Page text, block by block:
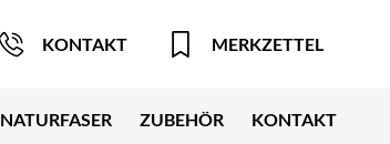
KONTAKT MERKZETTEL
NATURFASER ZUBEHÖR KONTAKT